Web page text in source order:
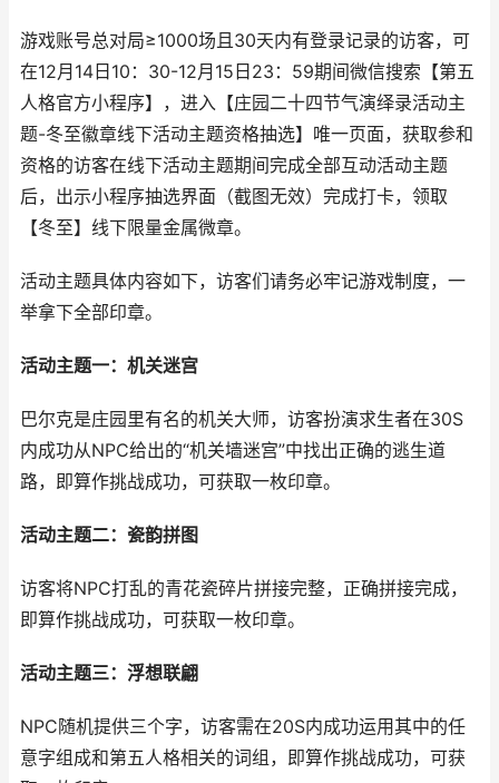
游戏账号总对局≥1000场且30天内有登录记录的访客，可
在12月14日10：30-12月15日23：59期间微信搜索【第五
人格官方小程序】，进入【庄园二十四节气演绎录活动主
题-冬至徽章线下活动主题资格抽选】唯一页面，获取参和
资格的访客在线下活动主题期间完成全部互动活动主题
后，出示小程序抽选界面（截图无效）完成打卡，领取
【冬至】线下限量金属微章。
活动主题具体内容如下，访客们请务必牢记游戏制度，一
举拿下全部印章。
活动主题一：机关迷宫
巴尔克是庄园里有名的机关大师，访客扮演求生者在30S
内成功从NPC给出的“机关墙迷宫”中找出正确的逃生道
路，即算作挑战成功，可获取一枚印章。
活动主题二：瓷韵拼图
访客将NPC打乱的青花瓷碎片拼接完整，正确拼接完成，
即算作挑战成功，可获取一枚印章。
活动主题三：浮想联翩
NPC随机提供三个字，访客需在20S内成功运用其中的任
意字组成和第五人格相关的词组，即算作挑战成功，可获